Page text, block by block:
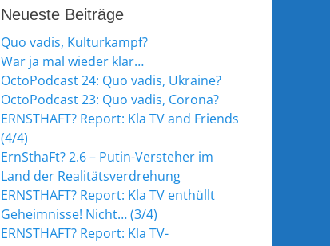
Neueste Beiträge
Quo vadis, Kulturkampf?
War ja mal wieder klar…
OctoPodcast 24: Quo vadis, Ukraine?
OctoPodcast 23: Quo vadis, Corona?
ERNSTHAFT? Report: Kla TV and Friends
(4/4)
ErnSthaFt? 2.6 – Putin-Versteher im
Land der Realitätsverdrehung
ERNSTHAFT? Report: Kla TV enthüllt
Geheimnisse! Nicht… (3/4)
ERNSTHAFT? Report: Kla TV-